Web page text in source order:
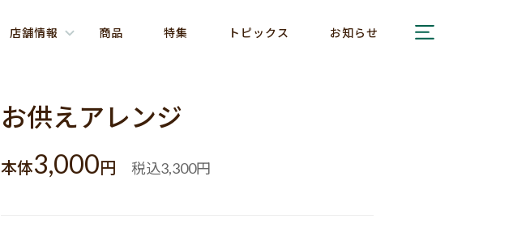
店舗情報 商品 特集 トピックス お知らせ
お供えアレンジ
本体3,000円 税込3,300円